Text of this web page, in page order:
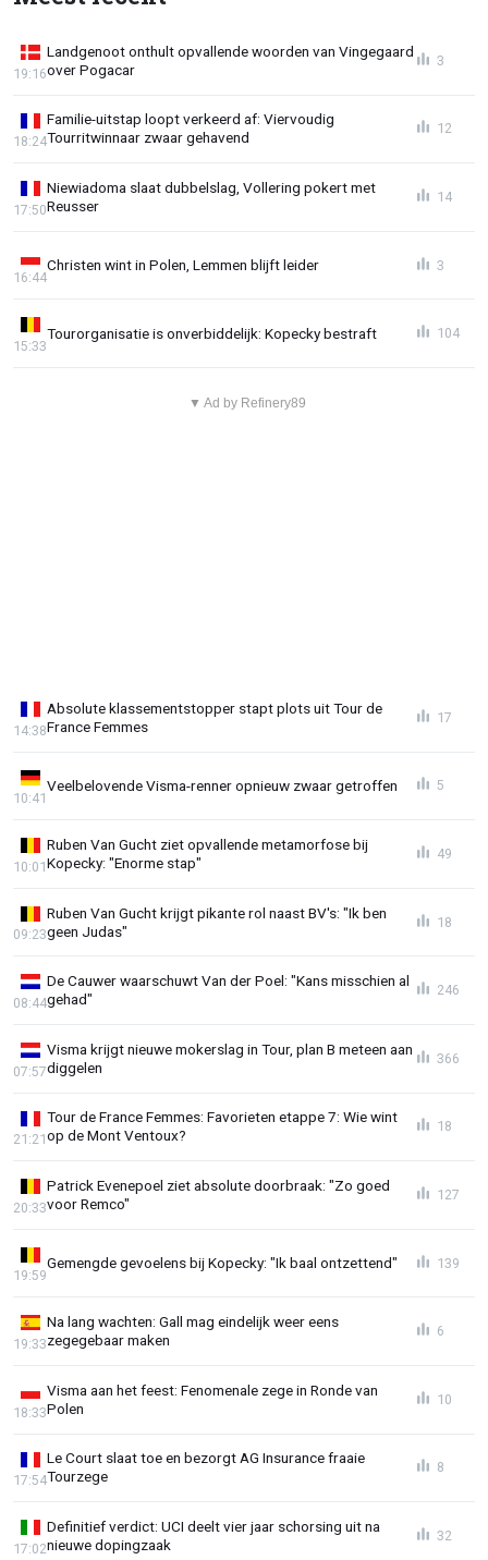
Landgenoot onthult opvallende woorden van Vingegaard
over Pogacar
19:16
3
Familie-uitstap loopt verkeerd af: Viervoudig
Tourritwinnaar zwaar gehavend
18:24
12
Niewiadoma slaat dubbelslag, Vollering pokert met
Reusser
17:50
14
Christen wint in Polen, Lemmen blijft leider
16:44
3
Tourorganisatie is onverbiddelijk: Kopecky bestraft
15:33
104
▼ Ad by Refinery89
Absolute klassementstopper stapt plots uit Tour de
France Femmes
14:38
17
Veelbelovende Visma-renner opnieuw zwaar getroffen
10:41
5
Ruben Van Gucht ziet opvallende metamorfose bij
Kopecky: "Enorme stap"
10:01
49
Ruben Van Gucht krijgt pikante rol naast BV's: "Ik ben
geen Judas"
09:23
18
De Cauwer waarschuwt Van der Poel: "Kans misschien al
gehad"
08:44
246
Visma krijgt nieuwe mokerslag in Tour, plan B meteen aan
diggelen
07:57
366
Tour de France Femmes: Favorieten etappe 7: Wie wint
op de Mont Ventoux?
21:21
18
Patrick Evenepoel ziet absolute doorbraak: "Zo goed
voor Remco"
20:33
127
Gemengde gevoelens bij Kopecky: "Ik baal ontzettend"
19:59
139
Na lang wachten: Gall mag eindelijk weer eens
zegegebaar maken
19:33
6
Visma aan het feest: Fenomenale zege in Ronde van
Polen
18:33
10
Le Court slaat toe en bezorgt AG Insurance fraaie
Tourzege
17:54
8
Definitief verdict: UCI deelt vier jaar schorsing uit na
nieuwe dopingzaak
17:02
32